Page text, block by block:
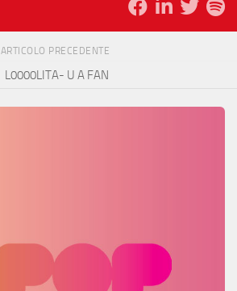
ARTICOLO PRECEDENTE
L0000LITA- U A FAN